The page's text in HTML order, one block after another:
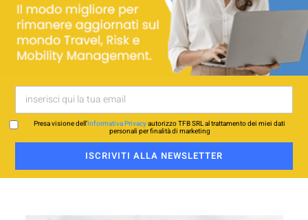
Presa visione dell’Informativa Privacyautorizzo TFB SRL al trattamento dei miei dati
personali per finalità di marketing
ISCRIVITI ALLA NEWSLETTER